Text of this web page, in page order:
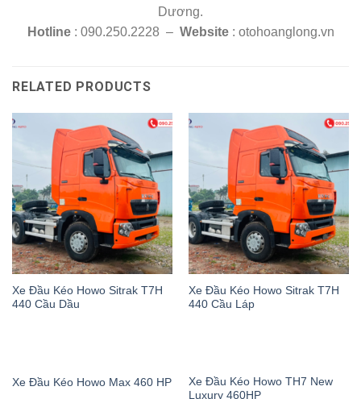
Dương.
Hotline: 090.250.2228 – Website: otohoanglong.vn
RELATED PRODUCTS
Xe Đầu Kéo Howo Sitrak T7H
440 Cầu Dầu
Xe Đầu Kéo Howo Sitrak T7H
440 Cầu Láp
Xe Đầu Kéo Howo Max 460 HP
Xe Đầu Kéo Howo TH7 New
Luxury 460HP